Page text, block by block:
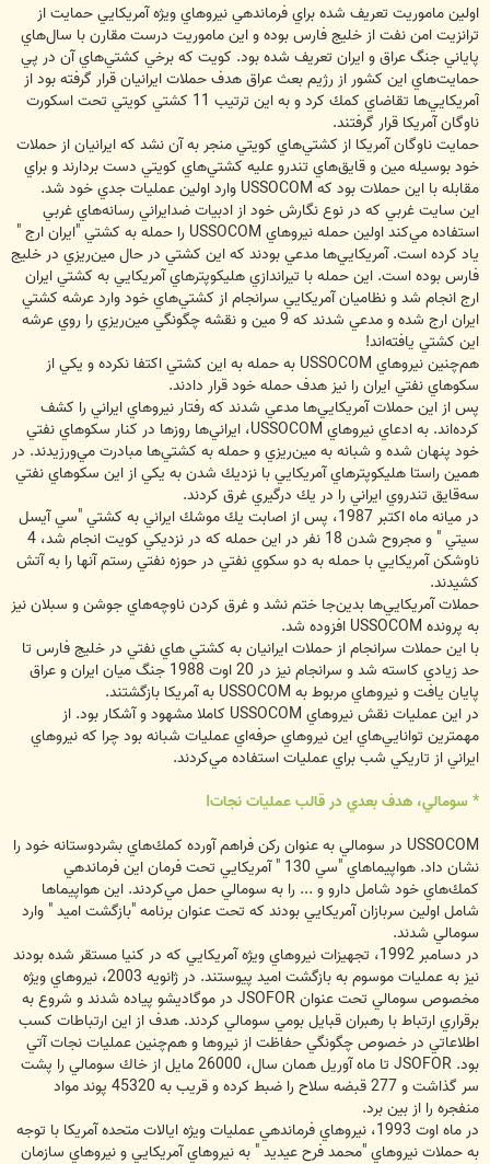
اولين ماموريت تعريف شده براي فرماندهي نيروهاي ويژه آمريكايي حمايت از
ترانزيت امن نفت از خليج فارس بوده و اين ماموريت درست مقارن با سال‌هاي
پاياني جنگ عراق و ايران تعريف شده بود. كويت كه برخي كشتي‌هاي آن در پي
حمايت‌هاي اين كشور از رژيم بعث عراق هدف حملات ايرانيان قرار گرفته بود از
آمريكايي‌ها تقاضاي كمك كرد و به اين ترتيب 11 كشتي كويتي تحت اسكورت
ناوگان آمريكا قرار گرفتند.
حمايت ناوگان آمريكا از كشتي‌هاي كويتي منجر به آن نشد كه ايرانيان از حملات
خود بوسيله مين و قايق‌هاي تندرو عليه كشتي‌هاي كويتي دست بردارند و براي
مقابله با اين حملات بود كه USSOCOM وارد اولين عمليات جدي خود شد.
اين سايت غربي كه در نوع نگارش خود از ادبيات ضدايراني رسانه‌هاي غربي
استفاده مي‌كند اولين حمله نيروهاي USSOCOM را حمله به كشتي "ايران ارج "
ياد كرده است. آمريكايي‌ها مدعي بودند كه اين كشتي در حال مين‌ريزي در خليج
فارس بوده است. اين حمله با تيراندازي هليكوپترهاي آمريكايي به كشتي ايران
ارج انجام شد و نظاميان آمريكايي سرانجام از كشتي‌هاي خود وارد عرشه كشتي
ايران ارج شده و مدعي شدند كه 9 مين و نقشه چگونگي مين‌ريزي را روي عرشه
اين كشتي يافته‌اند!
هم‌چنين نيروهاي USSOCOM به حمله به اين كشتي اكتفا نكرده و يكي از
سكوهاي نفتي ايران را نيز هدف حمله خود قرار دادند.
پس از اين حملات آمريكايي‌ها مدعي شدند كه رفتار نيروهاي ايراني را كشف
كرده‌اند. به ادعاي نيروهاي USSOCOM، ايراني‌ها روزها در كنار سكوهاي نفتي
خود پنهان شده و شبانه به مين‌ريزي و حمله به كشتي‌ها مبادرت مي‌ورزيدند. در
همين راستا هليكوپترهاي آمريكايي با نزديك شدن به يكي از اين سكوهاي نفتي
سه‌قايق تندروي ايراني را در يك درگيري غرق كردند.
در ميانه ماه اكتبر 1987، پس از اصابت يك موشك ايراني به كشتي "سي آيسل
سيتي " و مجروح شدن 18 نفر در اين حمله كه در نزديكي كويت انجام شد، 4
ناوشكن آمريكايي با حمله به دو سكوي نفتي در حوزه نفتي رستم آنها را به آتش
كشيدند.
حملات آمريكايي‌ها بدين‌جا ختم نشد و غرق كردن ناوچه‌هاي جوشن و سبلان نيز
به پرونده USSOCOM افزوده شد.
با اين حملات سرانجام از حملات ايرانيان به كشتي هاي نفتي در خليج فارس تا
حد زيادي كاسته شد و سرانجام نيز در 20 اوت 1988 جنگ ميان ايران و عراق
پايان يافت و نيروهاي مربوط به USSOCOM به آمريكا بازگشتند.
در اين عمليات نقش نيروهاي USSOCOM كاملا مشهود و آشكار بود. از
مهمترين توانايي‌هاي اين نيروهاي حرفه‌اي عمليات شبانه بود چرا كه نيروهاي
ايراني از تاريكي شب براي عمليات استفاده مي‌كردند.
* سومالي، هدف بعدي در قالب عمليات نجات!
USSOCOM در سومالي به عنوان ركن فراهم آورده كمك‌هاي بشردوستانه خود را
نشان داد. هواپيماهاي "سي 130 " آمريكايي تحت فرمان اين فرماندهي
كمك‌هاي خود شامل دارو و ... را به سومالي حمل مي‌كردند. اين هواپيماها
شامل اولين سربازان آمريكايي بودند كه تحت عنوان برنامه "بازگشت اميد " وارد
سومالي شدند.
در دسامبر 1992، تجهيزات نيروهاي ويژه آمريكايي كه در كنيا مستقر شده بودند
نيز به عمليات موسوم به بازگشت اميد پيوستند. در ژانويه 2003، نيروهاي ويژه
مخصوص سومالي تحت عنوان JSOFOR در موگاديشو پياده شدند و شروع به
برقراري ارتباط با رهبران قبايل بومي سومالي كردند. هدف از اين ارتباطات كسب
اطلاعاتي در خصوص چگونگي حفاظت از نيروها و هم‌چنين عمليات نجات آتي
بود. JSOFOR تا ماه آوريل همان سال، 26000 مايل از خاك سومالي را پشت
سر گذاشت و 277 قبضه سلاح را ضبط كرده و قريب به 45320 پوند مواد
منفجره را از بين برد.
در ماه اوت 1993، نيروهاي فرماندهي عمليات ويژه ايالات متحده آمريكا با توجه
به حملات نيروهاي "محمد فرح عيديد " به نيروهاي آمريكايي و نيروهاي سازمان